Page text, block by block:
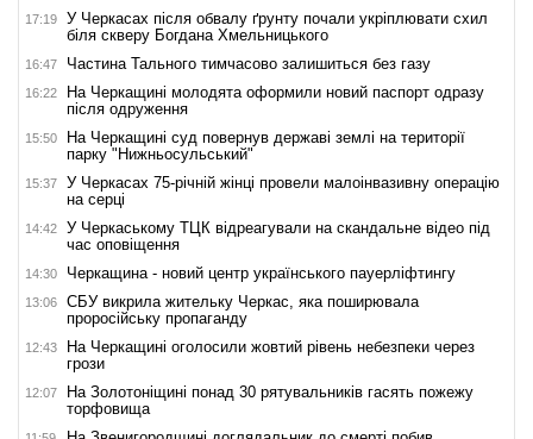
17:19
У Черкасах після обвалу ґрунту почали укріплювати схил
біля скверу Богдана Хмельницького
16:47 Частина Тального тимчасово залишиться без газу
16:22
На Черкащині молодята оформили новий паспорт одразу
після одруження
15:50
На Черкащині суд повернув державі землі на території
парку "Нижньосульський"
15:37
У Черкасах 75-річній жінці провели малоінвазивну операцію
на серці
14:42
У Черкаському ТЦК відреагували на скандальне відео під
час оповіщення
14:30 Черкащина - новий центр українського пауерліфтингу
13:06
СБУ викрила жительку Черкас, яка поширювала
проросійську пропаганду
12:43
На Черкащині оголосили жовтий рівень небезпеки через
грози
12:07
На Золотоніщині понад 30 рятувальників гасять пожежу
торфовища